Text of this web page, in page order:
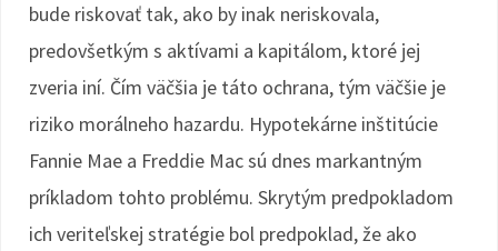
bude riskovať tak, ako by inak neriskovala,
predovšetkým s aktívami a kapitálom, ktoré jej
zveria iní. Čím väčšia je táto ochrana, tým väčšie je
riziko morálneho hazardu. Hypotekárne inštitúcie
Fannie Mae a Freddie Mac sú dnes markantným
príkladom tohto problému. Skrytým predpokladom
ich veriteľskej stratégie bol predpoklad, že ako